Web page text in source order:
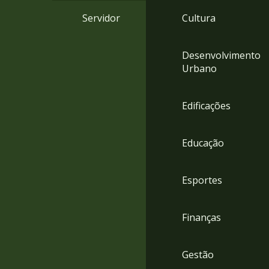
Servidor Cultura
Desenvolvimento
Urbano
Edificações
Educação
Esportes
Finanças
Gestão